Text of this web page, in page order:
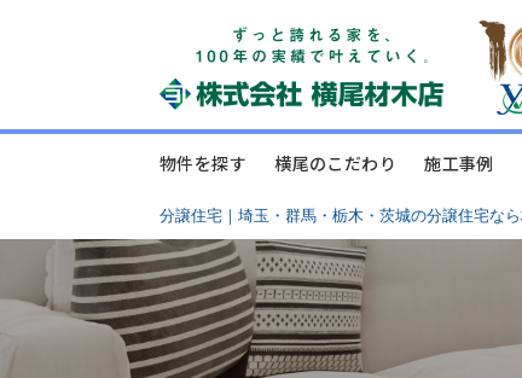
物件を探す 横尾のこだわり 施工事例
分譲住宅｜埼玉・群馬・栃木・茨城の分譲住宅な